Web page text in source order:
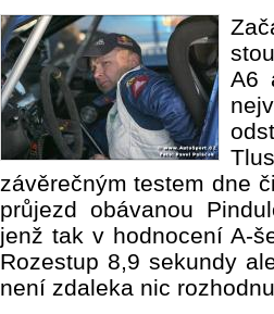
A6
závěrečným testem dne
průjezd obávanou
jenž tak v hodnocení A-
Rozestup 8,9 sekundy
není zdaleka nic